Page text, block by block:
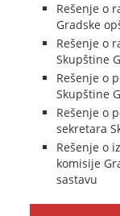
Rešenje o
Gradske
Rešenje o
Skupštine
Rešenje o
Skupštine
Rešenje o
sekretara
Rešenje o
komisije
sastavu